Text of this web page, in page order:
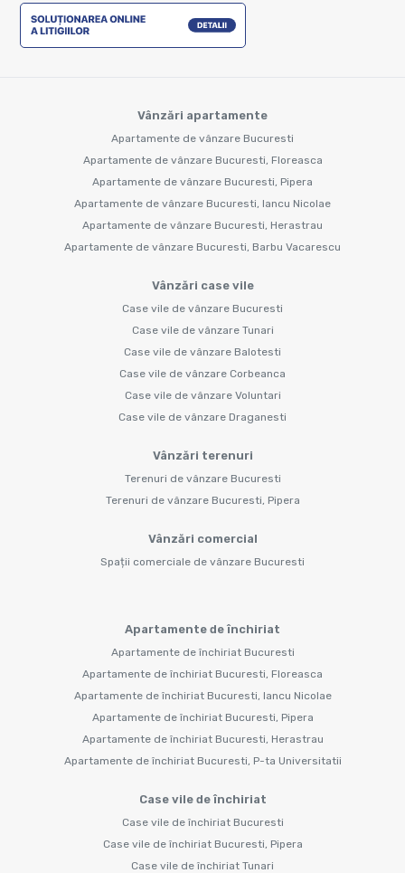
Vânzări apartamente
Apartamente de vânzare Bucuresti
Apartamente de vânzare Bucuresti, Floreasca
Apartamente de vânzare Bucuresti, Pipera
Apartamente de vânzare Bucuresti, Iancu Nicolae
Apartamente de vânzare Bucuresti, Herastrau
Apartamente de vânzare Bucuresti, Barbu Vacarescu
Vânzări case vile
Case vile de vânzare Bucuresti
Case vile de vânzare Tunari
Case vile de vânzare Balotesti
Case vile de vânzare Corbeanca
Case vile de vânzare Voluntari
Case vile de vânzare Draganesti
Vânzări terenuri
Terenuri de vânzare Bucuresti
Terenuri de vânzare Bucuresti, Pipera
Vânzări comercial
Spații comerciale de vânzare Bucuresti
Apartamente de închiriat
Apartamente de închiriat Bucuresti
Apartamente de închiriat Bucuresti, Floreasca
Apartamente de închiriat Bucuresti, Iancu Nicolae
Apartamente de închiriat Bucuresti, Pipera
Apartamente de închiriat Bucuresti, Herastrau
Apartamente de închiriat Bucuresti, P-ta Universitatii
Case vile de închiriat
Case vile de închiriat Bucuresti
Case vile de închiriat Bucuresti, Pipera
Case vile de închiriat Tunari